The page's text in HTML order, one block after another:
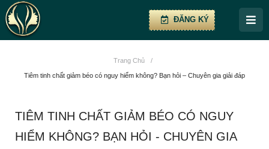
ĐĂNG KÝ
Trang Chủ /
Tiêm tinh chất giảm béo có nguy hiểm không? Bạn hỏi – Chuyên gia giải đáp
TIÊM TINH CHẤT GIẢM BÉO CÓ NGUY
HIỂM KHÔNG? BẠN HỎI - CHUYÊN GIA